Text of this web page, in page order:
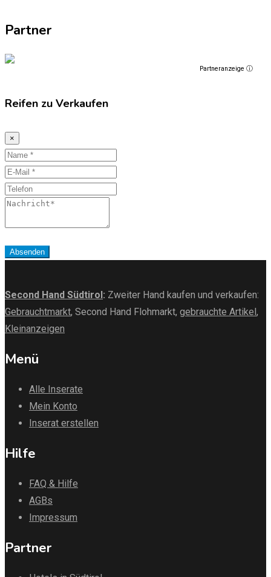
Partner
Partneranzeige ⓘ
Reifen zu Verkaufen
×
Name
E-
Mail
Telefon
Nachricht
Absenden
Second Hand Südtirol : Zweiter Hand kaufen und verkaufen:
Gebrauchtmarkt, Second Hand Flohmarkt, gebrauchte Artikel ,
Kleinanzeigen
Menü
Alle Inserate
Mein Konto
Inserat erstellen
Hilfe
FAQ & Hilfe
AGBs
Impressum
Partner